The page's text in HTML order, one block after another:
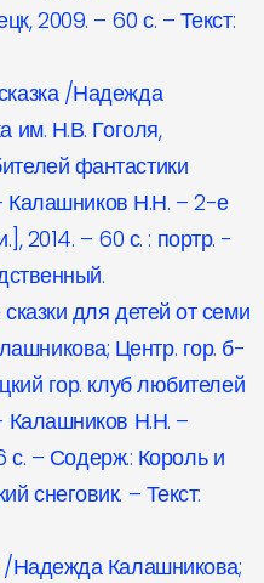
2009. – 60 с. – Текст:
/Надежда
им. Н.В. Гоголя,
фантастики
Калашников Н.Н. – 2-е
2014. – 60 с. : портр. -
для детей от семи
Центр. гор. б-
гор. клуб любителей
Калашников Н.Н. –
с. – Содерж.: Король и
снеговик. – Текст:
/Надежда Калашникова;